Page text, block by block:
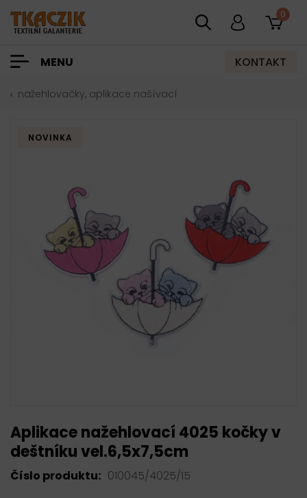
0
MENU KONTAKT
nažehlovačky, aplikace našívací
NOVINKA
Aplikace nažehlovací 4025 kočky v
deštníku vel.6,5x7,5cm
Číslo produktu: 010045/4025/15